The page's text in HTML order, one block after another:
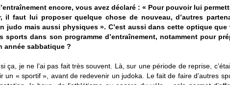
encore, vous avez déclaré : « Pour pouvoir lui
il faut lui proposer quelque chose de nouveau, d’autres
judo mais aussi physiques ». C’est aussi dans cette optique que
sports dans son programme d’entraînement, notamment pour
année sabbatique ?
ça, je ne l’ai pas fait très souvent. Là, sur une période de reprise,
un « sportif », avant de redevenir un judoka. Le fait de faire d’autres